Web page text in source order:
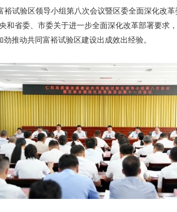
验区领导小组第八次会议暨区委全面深化改革
和省委、市委关于进一步全面深化改革部署要求
推动共同富裕试验区建设出成效出经验。